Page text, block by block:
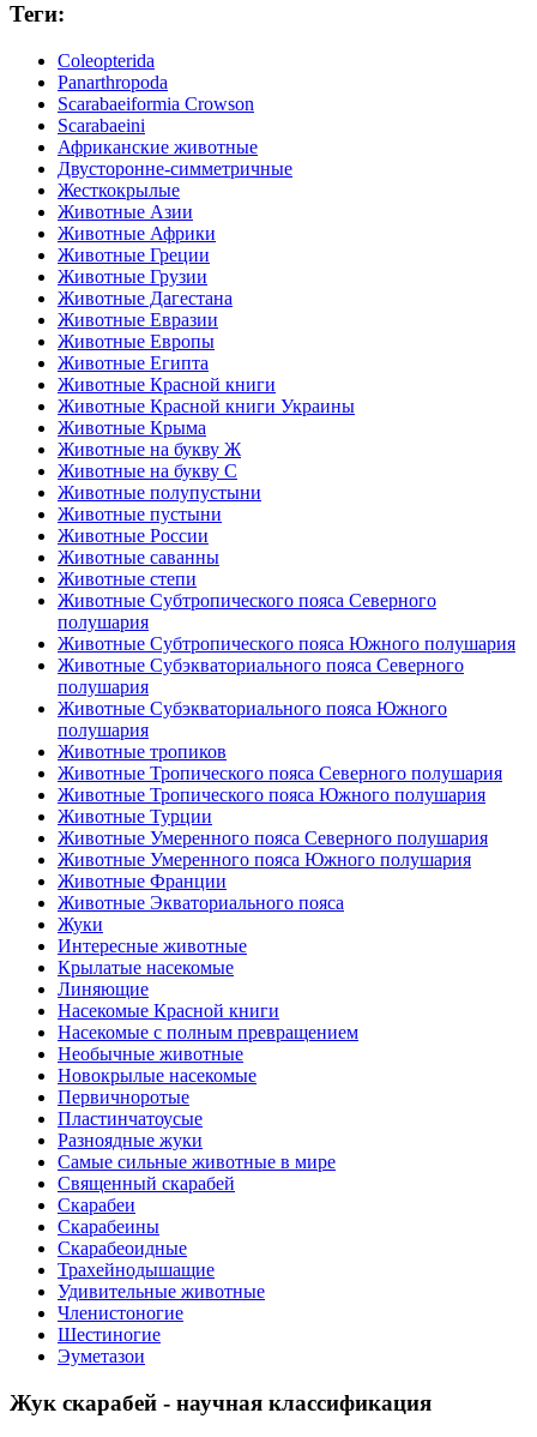
Теги:
Coleopterida
Panarthropoda
Scarabaeiformia Crowson
Scarabaeini
Африканские животные
Двусторонне-симметричные
Жесткокрылые
Животные Азии
Животные Африки
Животные Греции
Животные Грузии
Животные Дагестана
Животные Евразии
Животные Европы
Животные Египта
Животные Красной книги
Животные Красной книги Украины
Животные Крыма
Животные на букву Ж
Животные на букву С
Животные полупустыни
Животные пустыни
Животные России
Животные саванны
Животные степи
Животные Субтропического пояса Северного
полушария
Животные Субтропического пояса Южного полушария
Животные Субэкваториального пояса Северного
полушария
Животные Субэкваториального пояса Южного
полушария
Животные тропиков
Животные Тропического пояса Северного полушария
Животные Тропического пояса Южного полушария
Животные Турции
Животные Умеренного пояса Северного полушария
Животные Умеренного пояса Южного полушария
Животные Франции
Животные Экваториального пояса
Жуки
Интересные животные
Крылатые насекомые
Линяющие
Насекомые Красной книги
Насекомые с полным превращением
Необычные животные
Новокрылые насекомые
Первичноротые
Пластинчатоусые
Разноядные жуки
Самые сильные животные в мире
Священный скарабей
Скарабеи
Скарабеины
Скарабеоидные
Трахейнодышащие
Удивительные животные
Членистоногие
Шестиногие
Эуметазои
Жук скарабей - научная классификация